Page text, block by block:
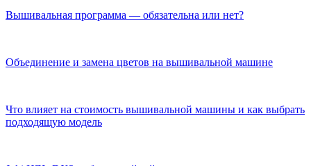
Вышивальная программа — обязательна или нет?
Объединение и замена цветов на вышивальной машине
Что влияет на стоимость вышивальной машины и как выбрать
подходящую модель